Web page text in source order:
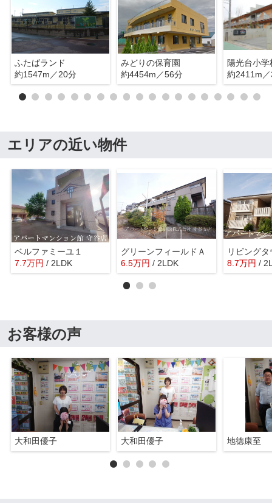
ふたばランド
約1547m／20分
みどりの保育園
約4454m／56分
陽光台小学
約2411m
エリアの近い物件
ベルファミーユ１
7.7万円 / 2LDK
グリーンフィールドＡ
6.5万円 / 2LDK
リビング
8.7万円 /
お客様の声
大和田優子 大和田優子 地徳康至